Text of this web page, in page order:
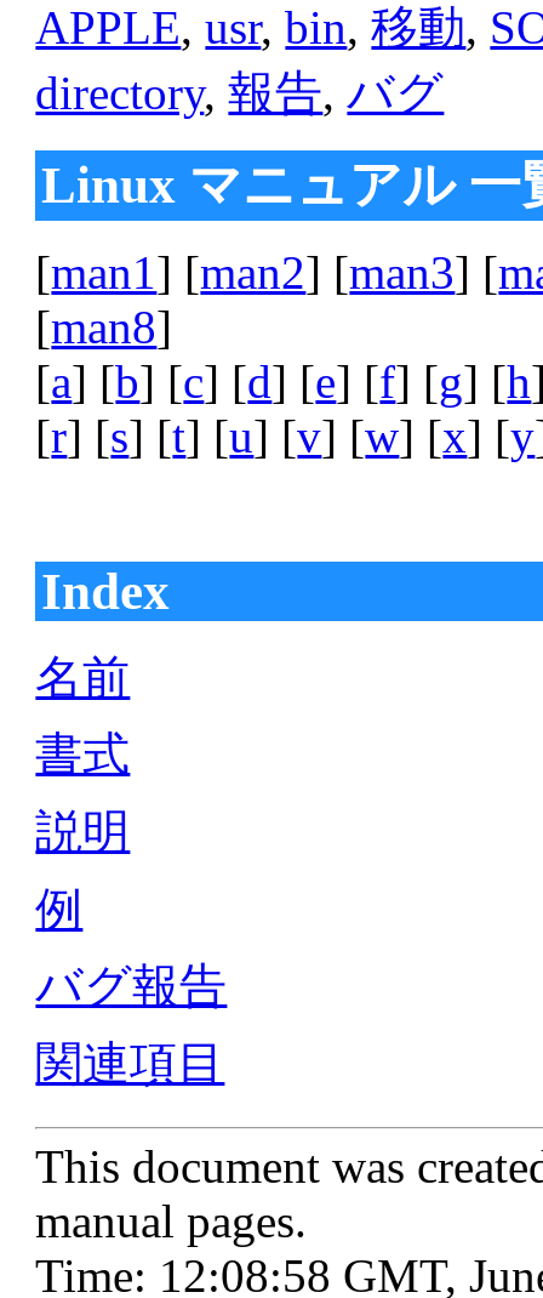
APPLE,usr,bin,移動,
directory,報告,バグ
Linux マニュアル 一
[man1] [man2] [man3] [
[man8]
[a] [b] [c] [d] [e] [f] [g] [h
[r] [s] [t] [u] [v] [w] [x] [y
Index
名前
書式
説明
例
バグ報告
関連項目
This document was
manual pages.
Time: 12:08:58 GMT,